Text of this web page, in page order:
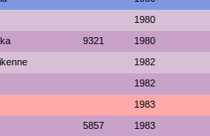
1980
9321 1980
1982
1982
1983
5857 1983